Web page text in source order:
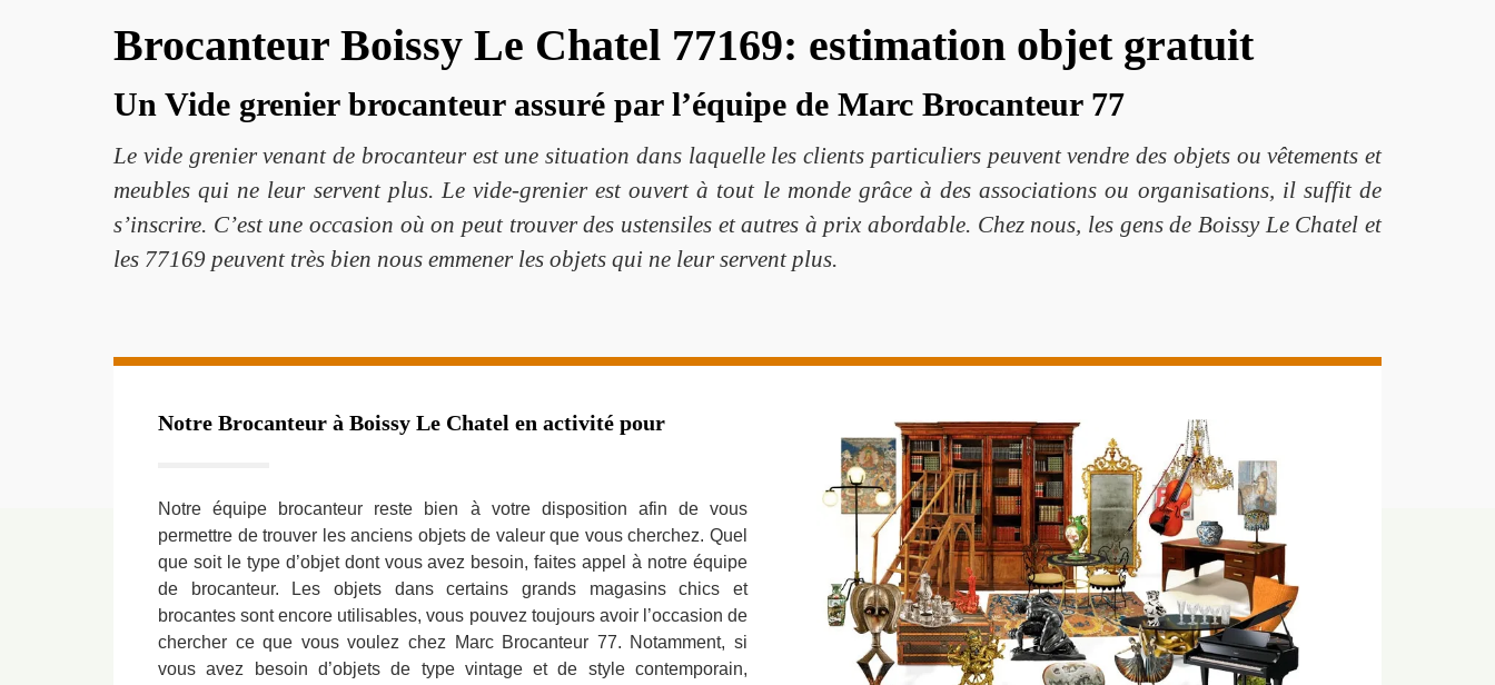
Brocanteur Boissy Le Chatel 77169: estimation objet gratuit
Un Vide grenier brocanteur assuré par l’équipe de Marc Brocanteur 77
Le vide grenier venant de brocanteur est une situation dans laquelle les clients particuliers peuvent vendre des objets ou vêtements et
meubles qui ne leur servent plus. Le vide-grenier est ouvert à tout le monde grâce à des associations ou organisations, il suffit de
s’inscrire. C’est une occasion où on peut trouver des ustensiles et autres à prix abordable. Chez nous, les gens de Boissy Le Chatel et
les 77169 peuvent très bien nous emmener les objets qui ne leur servent plus.
Notre Brocanteur à Boissy Le Chatel en activité pour
Notre équipe brocanteur reste bien à votre disposition afin de vous
permettre de trouver les anciens objets de valeur que vous cherchez. Quel
que soit le type d’objet dont vous avez besoin, faites appel à notre équipe
de brocanteur. Les objets dans certains grands magasins chics et
brocantes sont encore utilisables, vous pouvez toujours avoir l’occasion de
chercher ce que vous voulez chez Marc Brocanteur 77. Notamment, si
vous avez besoin d’objets de type vintage et de style contemporain,